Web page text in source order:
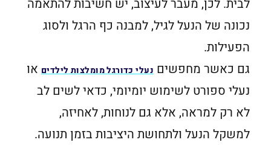
לבית. לכן, מעבר לעיצוב, יש חשיבות להתאמה
נכונה של הנעל לגיל, למבנה כף הרגל ולסוג
הפעילות.
גם כאשר מחפשים נעלי כדורגל מומלצות לילדים או
נעלי ספורט לשימוש יומיומי, כדאי לשים לב
לא רק למראה, אלא גם לנוחות, לאחיזה,
למשקל הנעל ולתחושת היציבות בזמן תנועה.